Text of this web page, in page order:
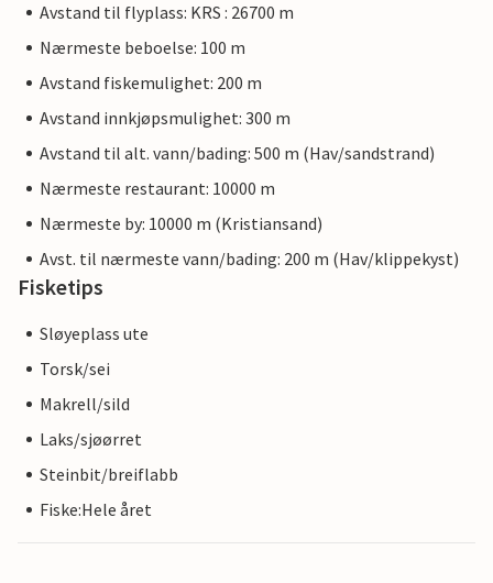
Avstand til flyplass: KRS : 26700 m
Nærmeste beboelse: 100 m
Avstand fiskemulighet: 200 m
Avstand innkjøpsmulighet: 300 m
Avstand til alt. vann/bading: 500 m (Hav/sandstrand)
Nærmeste restaurant: 10000 m
Nærmeste by: 10000 m (Kristiansand)
Avst. til nærmeste vann/bading: 200 m (Hav/klippekyst)
Fisketips
Sløyeplass ute
Torsk/sei
Makrell/sild
Laks/sjøørret
Steinbit/breiflabb
Fiske:Hele året